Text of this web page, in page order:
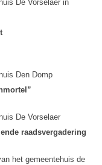
De Vorselaer in
Den Domp
De Vorselaer
raadsvergadering
het gemeentehuis de